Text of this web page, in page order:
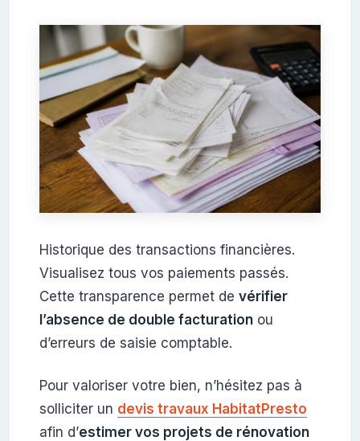
Historique des transactions financières.
Visualisez tous vos paiements passés.
Cette transparence permet de vérifier
l’absence de double facturationou
d’erreurs de saisie comptable.
Pour valoriser votre bien, n’hésitez pas à
solliciter un devis travaux HabitatPresto
afin d’estimer vos projets de rénovation